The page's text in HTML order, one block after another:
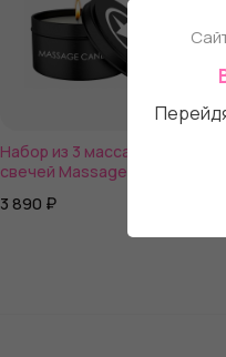
Набор из 3 массажных
свечей Massage Candle
3 890 ₽